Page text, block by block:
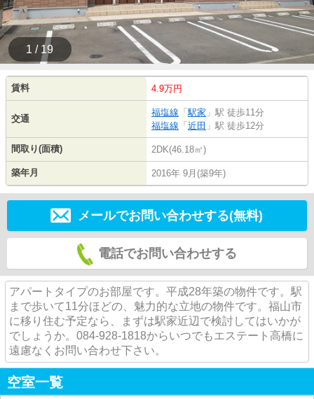
1 / 19
賃料 4.9万円
交通
福塩線 「駅家 」駅 徒歩11分
福塩線 「 近田 」駅 徒歩12分
間取り(面積) 2DK(46.18㎡)
築年月 2016年 9月(築9年)
メールでお問い合わせする(無料)
電話でお問い合わせする
アパートタイプのお部屋です。平成28年築の物件です。駅
まで歩いて11分ほどの、魅力的な立地の物件です。福山市
に移り住む予定なら、まずは駅家近辺で検討してはいかが
でしょうか。084-928-1818からいつでもエステート高橋に
遠慮なくお問い合わせ下さい。
空室一覧